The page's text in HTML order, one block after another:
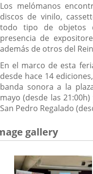
Los melómanos
discos de vinilo,
todo tipo de objetos
presencia de
además de otros del
En el marco de esta
desde hace 14
banda sonora a la
mayo (desde las
San Pedro Regalado
gallery